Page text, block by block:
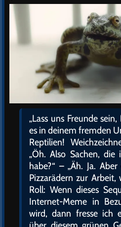
„Lass uns Freunde
es in deinem fremden
Reptilien!
„Öh. Also Sachen, die
habe?“ – „Äh. Ja.
Pizzarädern zur
Roll: Wenn dieses
Internet-Meme in
wird, dann fresse ich